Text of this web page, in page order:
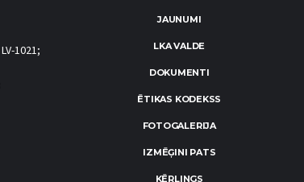
1021;
JAUNUMI
LKA VALDE
DOKUMENTI
ĒTIKAS KODEKSS
FOTOGALERIJA
IZMĒĢINI PATS
KĒRLINGS